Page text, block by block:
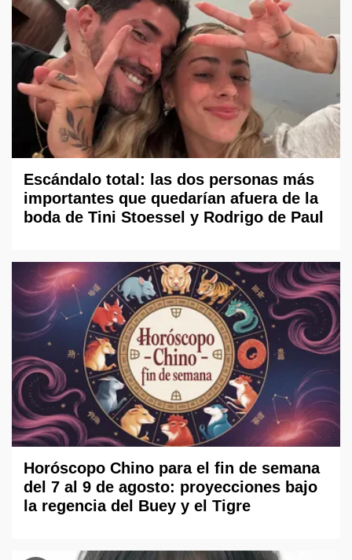
Escándalo total: las dos personas más
importantes que quedarían afuera de la
boda de Tini Stoessel y Rodrigo de Paul
Horóscopo Chino para el fin de semana
del 7 al 9 de agosto: proyecciones bajo
la regencia del Buey y el Tigre